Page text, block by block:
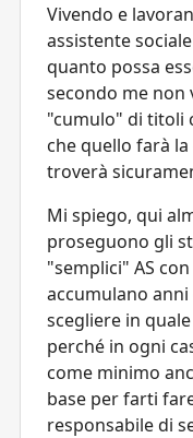
Vivendo e
assistente
quanto possa
secondo me
"cumulo" di titoli
che quello farà
troverà
Mi spiego, qui
proseguono gli
"semplici" AS
accumulano
scegliere in
perché in ogni
come minimo
base per farti
responsabile di